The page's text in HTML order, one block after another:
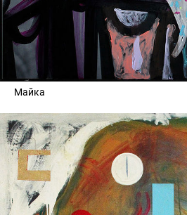
Майка